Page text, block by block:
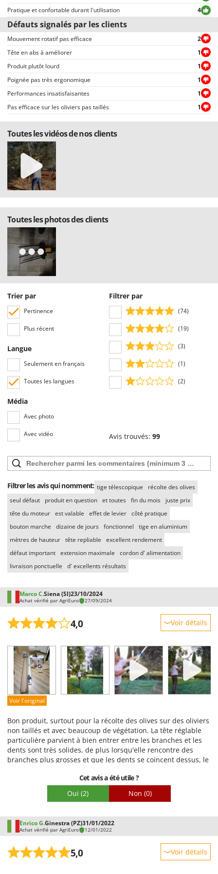
choisir entre avis positifs et négatifs.
Pratique et confortable durant l'utilisation
4
Défauts signalés par les clients
Mouvement rotatif pas efficace
2
Tête en abs à améliorer
1
Produit plutôt lourd
1
Poignée pas très ergonomique
1
Performances insatisfaisantes
1
Pas efficace sur les oliviers pas taillés
1
Toutes les vidéos de nos clients
Toutes les photos des clients
Trier par
Pertinence
Plus récent
Langue
Seulement en français
Toutes les langues
Média
Avec photo
Avec vidéo
Filtrer par
(74)
(19)
(3)
(1)
(2)
Avis trouvés: 99
Filtrer les avis qui nomment: tige télescopique
récolte des olives
seul défaut
produit en question et toutes fin du mois
juste prix
tête du moteur est valable effet de levier côté pratique
bouton marche
dizaine de jours fonctionnel
tige en aluminium
mètres de hauteur tête repliable
excellent rendement
défaut important extension maximale
cordon d' alimentation
livraison ponctuelle
d' excellents résultats
Marco C.Siena (SI)23/10/2024
Achat vérifié par AgriEuro 27/09/2024
4,0 Voir détails
Prestations
Facilité d'utilisation
Qualité / Prix
Facilité de montage
Voir l'original
Bon produit, surtout pour la récolte des olives sur des oliviers
non taillés et avec beaucoup de végétation. La tête réglable
particulière parvient à bien entrer entre les branches et les
dents sont très solides, de plus lorsqu'elle rencontre des
branches plus grosses et que les dents se coincent dessus, le
redémarre une fois retiré du cadre. S'il est utilisé à la
longueur minimale, il est bien maniable, mais s'il est utilisé à
l'extension maximale, il est très lourd avec le moteur au-
recommande de l'utiliser de manière très verticale afin de
réduire l'effort et l'effet de levier. Un défaut important est la
mauvaise qualité du bloc d'extension, en plastique et mal
pensé. Après une journée de travail j'ai dû le changer car
l'extension tournait sur elle même et se détachait souvent
Cet avis a été utile ?
Oui (2) Non (0)
Enrico G.Ginestra (PZ)31/01/2022
Achat vérifié par AgriEuro 12/01/2022
5,0 Voir détails